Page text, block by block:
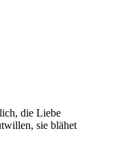
die Liebe
sie blähet